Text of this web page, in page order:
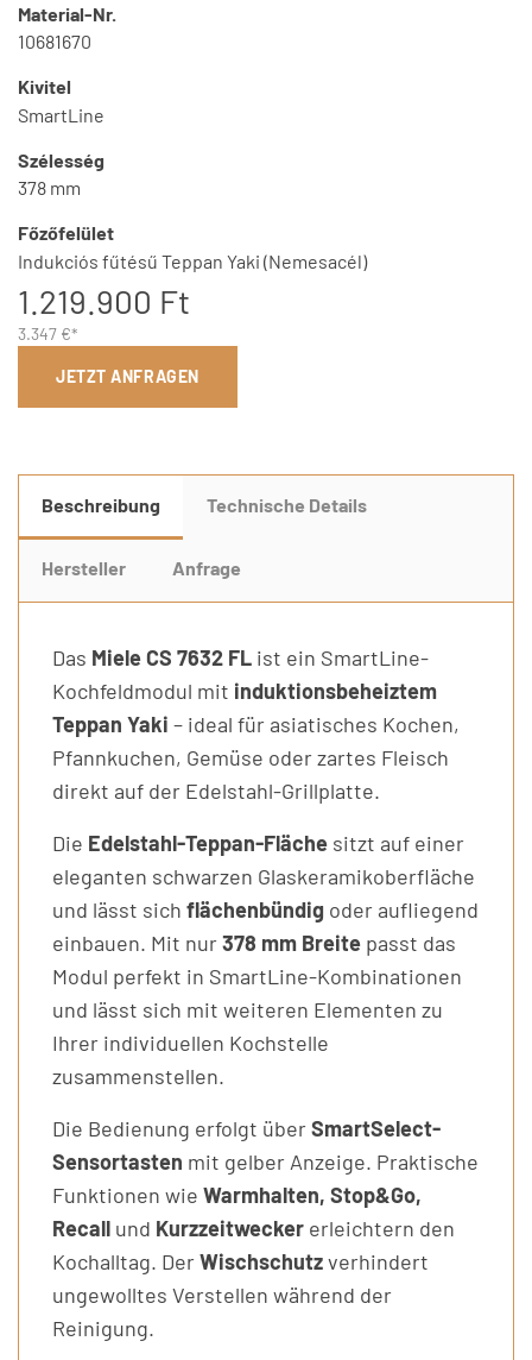
Material-Nr.
10681670
Kivitel
SmartLine
Szélesség
378 mm
Főzőfelület
Indukciós fűtésű Teppan Yaki (Nemesacél)
1.219.900 Ft
3.347 €*
JETZT ANFRAGEN
Beschreibung Technische Details
Hersteller Anfrage
Das Miele CS 7632 FL ist ein SmartLine-
Kochfeldmodul mit induktionsbeheiztem
Teppan Yaki – ideal für asiatisches Kochen,
Pfannkuchen, Gemüse oder zartes Fleisch
direkt auf der Edelstahl-Grillplatte.
Die Edelstahl-Teppan-Fläche sitzt auf einer
eleganten schwarzen Glaskeramikoberfläche
und lässt sich flächenbündig oder aufliegend
einbauen. Mit nur378 mm Breite passt das
Modul perfekt in SmartLine-Kombinationen
und lässt sich mit weiteren Elementen zu
Ihrer individuellen Kochstelle
zusammenstellen.
Die Bedienung erfolgt überSmartSelect-
Sensortasten mit gelber Anzeige. Praktische
Funktionen wie Warmhalten, Stop&Go,
Recall und Kurzzeitwecker erleichtern den
Kochalltag. DerWischschutzverhindert
ungewolltes Verstellen während der
Reinigung.